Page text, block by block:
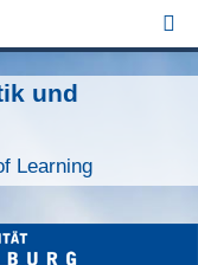
und
Learning